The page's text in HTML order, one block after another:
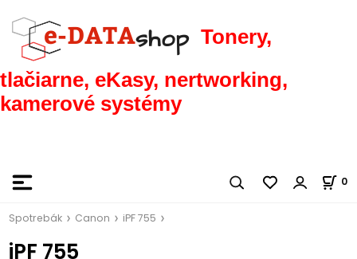
Tonery,
tlačiarne, eKasy, nertworking,
kamerové systémy
0
Spotrebák Canon iPF 755
iPF 755